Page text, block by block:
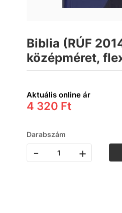
Biblia (RÚF
középméret,
Aktuális online ár
4 320 Ft
Darabszám
- +